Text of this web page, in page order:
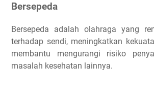
Bersepeda
Bersepeda adalah olahraga yang
terhadap sendi, meningkatkan
membantu mengurangi risiko
masalah kesehatan lainnya.